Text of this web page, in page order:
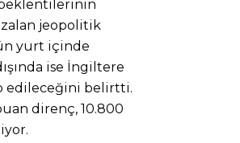
beklentilerinin
jeopolitik
yurt içinde
ise İngiltere
edileceğini belirtti.
direnç, 10.800